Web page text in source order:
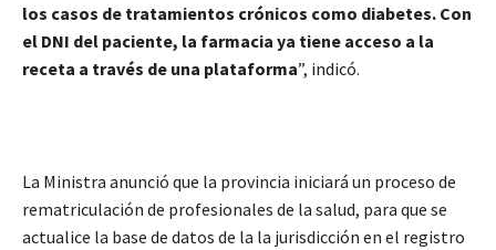
los casos de tratamientos crónicos como diabetes. Con
el DNI del paciente, la farmacia ya tiene acceso a la
receta a través de una plataforma”, indicó.
La Ministra anunció que la provincia iniciará un proceso de
rematriculación de profesionales de la salud, para que se
actualice la base de datos de la la jurisdicción en el registro